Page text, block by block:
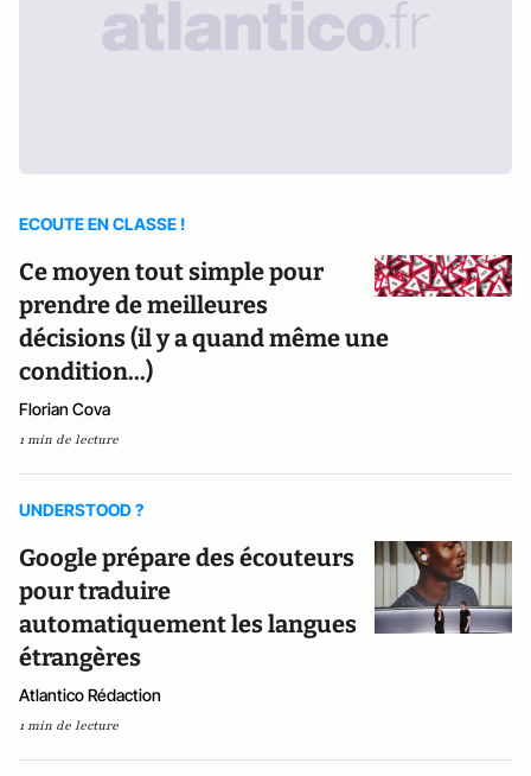
ECOUTE EN CLASSE !
Ce moyen tout simple pour
prendre de meilleures
décisions (il y a quand même une
condition...)
Florian Cova
1 min de lecture
UNDERSTOOD ?
Google prépare des écouteurs
pour traduire
automatiquement les langues
étrangères
Atlantico Rédaction
1 min de lecture